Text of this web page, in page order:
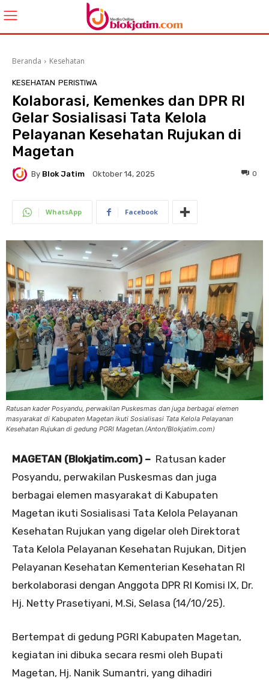
Beranda Kesehatan
KESEHATAN PERISTIWA
Kolaborasi, Kemenkes dan DPR RI
Gelar Sosialisasi Tata Kelola
Pelayanan Kesehatan Rujukan di
Magetan
By Blok Jatim Oktober 14, 2025 0
WhatsApp Facebook
Ratusan kader Posyandu, perwakilan Puskesmas dan juga berbagai elemen
masyarakat di Kabupaten Magetan ikuti Sosialisasi Tata Kelola Pelayanan
Kesehatan Rujukan di gedung PGRI Magetan.(Anton/Blokjatim.com)
MAGETAN (Blokjatim.com) – Ratusan kader
Posyandu, perwakilan Puskesmas dan juga
berbagai elemen masyarakat di Kabupaten
Magetan ikuti Sosialisasi Tata Kelola Pelayanan
Kesehatan Rujukan yang digelar oleh Direktorat
Tata Kelola Pelayanan Kesehatan Rujukan, Ditjen
Pelayanan Kesehatan Kementerian Kesehatan RI
berkolaborasi dengan Anggota DPR RI Komisi IX, Dr.
Hj. Netty Prasetiyani, M.Si, Selasa (14/10/25).
Bertempat di gedung PGRI Kabupaten Magetan,
kegiatan ini dibuka secara resmi oleh Bupati
Magetan, Hj. Nanik Sumantri, yang dihadiri